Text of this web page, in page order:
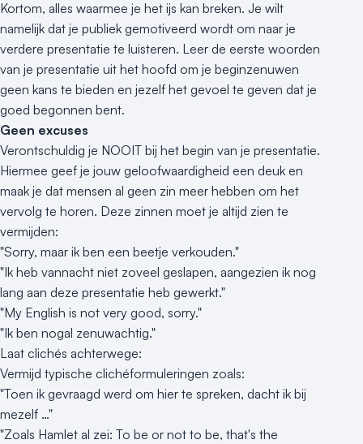
Kortom, alles waarmee je het ijs kan breken. Je wilt
namelijk dat je publiek gemotiveerd wordt om naar je
verdere presentatie te luisteren. Leer de eerste woorden
van je presentatie uit het hoofd om je beginzenuwen
geen kans te bieden en jezelf het gevoel te geven dat je
goed begonnen bent.
Geen excuses
Verontschuldig je NOOIT bij het begin van je presentatie.
Hiermee geef je jouw geloofwaardigheid een deuk en
maak je dat mensen al geen zin meer hebben om het
vervolg te horen. Deze zinnen moet je altijd zien te
vermijden:
"Sorry, maar ik ben een beetje verkouden."
"Ik heb vannacht niet zoveel geslapen, aangezien ik nog
lang aan deze presentatie heb gewerkt."
"My English is not very good, sorry."
"Ik ben nogal zenuwachtig."
Laat clichés achterwege:
Vermijd typische clichéformuleringen zoals:
"Toen ik gevraagd werd om hier te spreken, dacht ik bij
mezelf …"
"Zoals Hamlet al zei: To be or not to be, that's the